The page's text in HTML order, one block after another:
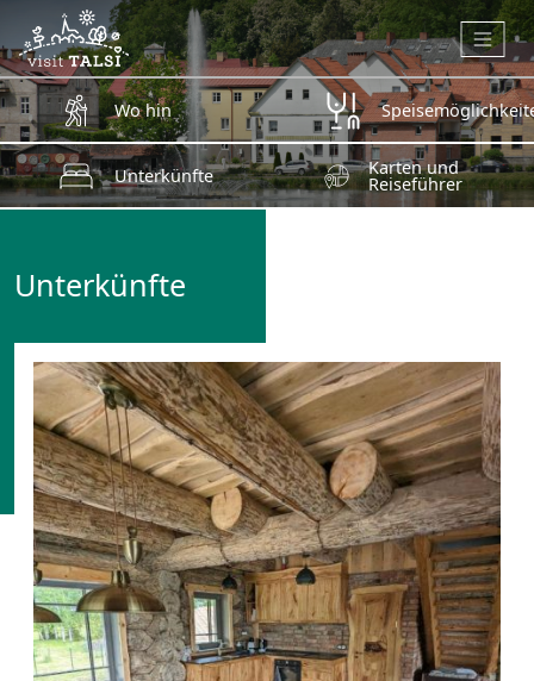
Zum Hauptinhalt springen
Wo hin
Unterkünfte Karten und
Reiseführer
Unterkünfte